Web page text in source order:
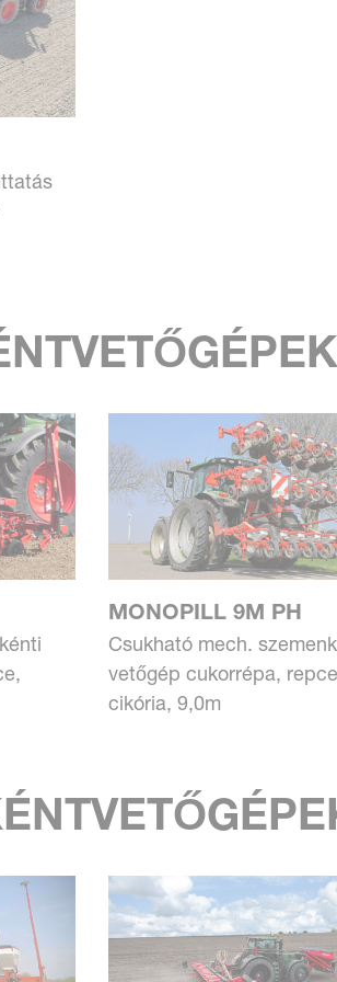
MONOPILL 9M PH
Csukható mech.
vetőgép cukorrépa,
cikória, 9,0m